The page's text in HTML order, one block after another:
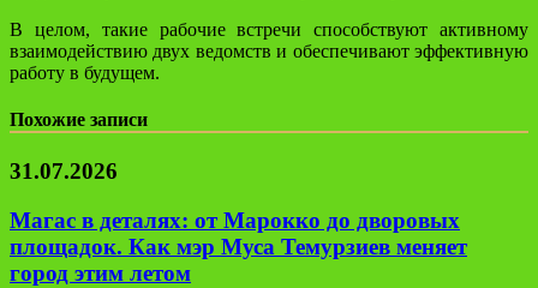
В целом, такие рабочие встречи способствуют активному
взаимодействию двух ведомств и обеспечивают эффективную
работу в будущем.
Похожие записи
31.07.2026
Магас в деталях: от Марокко до дворовых
площадок. Как мэр Муса Темурзиев меняет
город этим летом